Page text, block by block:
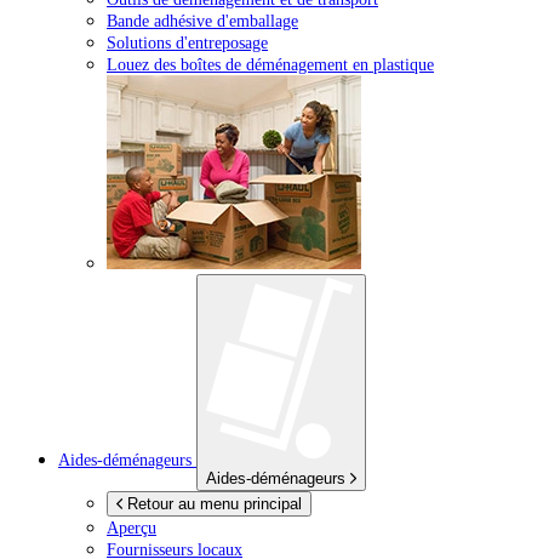
Bande adhésive d'emballage
Solutions d'entreposage
Louez des boîtes de déménagement en plastique
Aides-déménageurs
Aides-déménageurs
Retour au menu principal
Aperçu
Fournisseurs locaux